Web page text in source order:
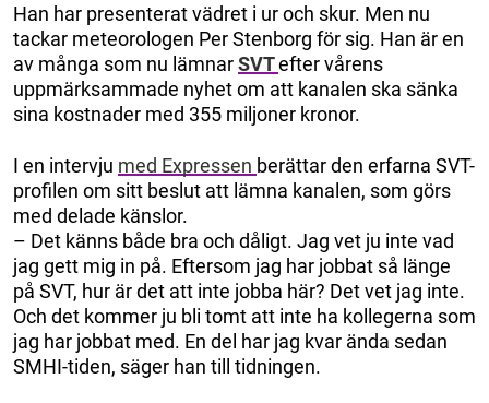
Han har presenterat vädret i ur och skur. Men nu
tackar meteorologen Per Stenborg för sig. Han är en
av många som nu lämnarSVTefter vårens
uppmärksammade nyhet om att kanalen ska sänka
sina kostnader med 355 miljoner kronor.
I en intervju med Expressen berättar den erfarna SVT-
profilen om sitt beslut att lämna kanalen, som görs
med delade känslor.
– Det känns både bra och dåligt. Jag vet ju inte vad
jag gett mig in på. Eftersom jag har jobbat så länge
på SVT, hur är det att inte jobba här? Det vet jag inte.
Och det kommer ju bli tomt att inte ha kollegerna som
jag har jobbat med. En del har jag kvar ända sedan
SMHI-tiden, säger han till tidningen.